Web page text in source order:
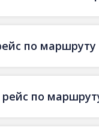
по
по